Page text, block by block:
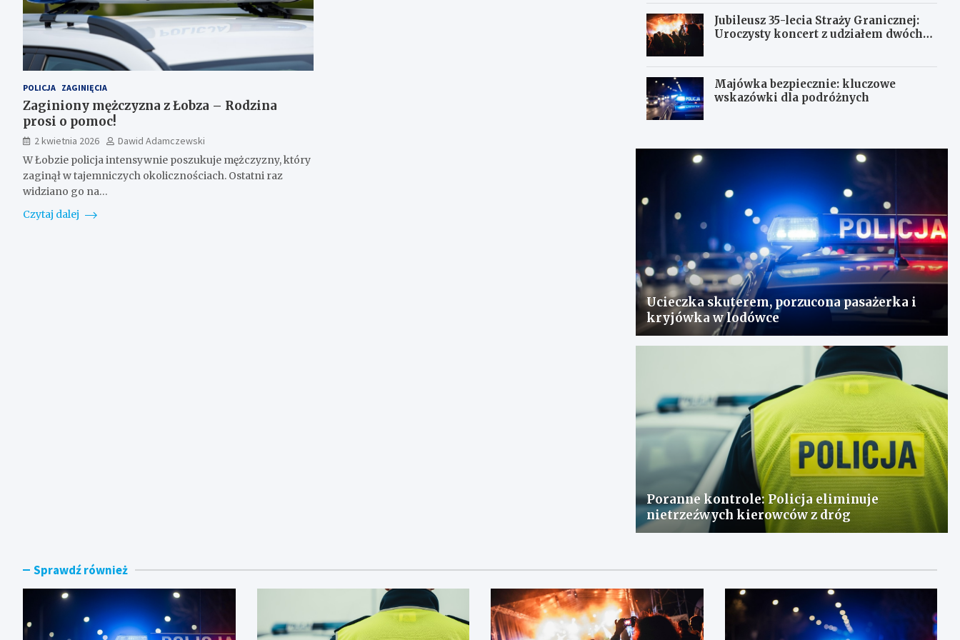
POLICJA ZAGINIĘCIA
Zaginiony mężczyzna z Łobza – Rodzina
prosi o pomoc!
2 kwietnia 2026
Dawid Adamczewski
W Łobzie policja intensywnie poszukuje mężczyzny, który
zaginął w tajemniczych okolicznościach. Ostatni raz
widziano go na…
Czytaj dalej
Jubileusz 35-lecia Straży Granicznej:
Uroczysty koncert z udziałem dwóch
Majówka bezpiecznie: kluczowe
wskazówki dla podróżnych
Ucieczka skuterem, porzucona pasażerka i
kryjówka w lodówce
Poranne kontrole: Policja eliminuje
nietrzeźwych kierowców z dróg
Sprawdź również